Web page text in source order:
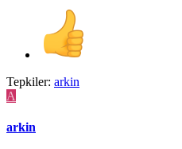
Tepkiler: arkin
A
arkin